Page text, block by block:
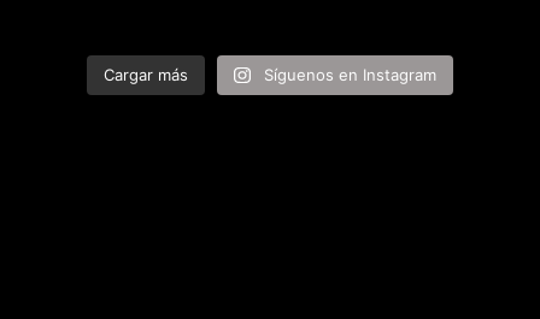
Cargar más Síguenos en Instagram